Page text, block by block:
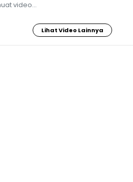
video...
Lihat Video Lainnya